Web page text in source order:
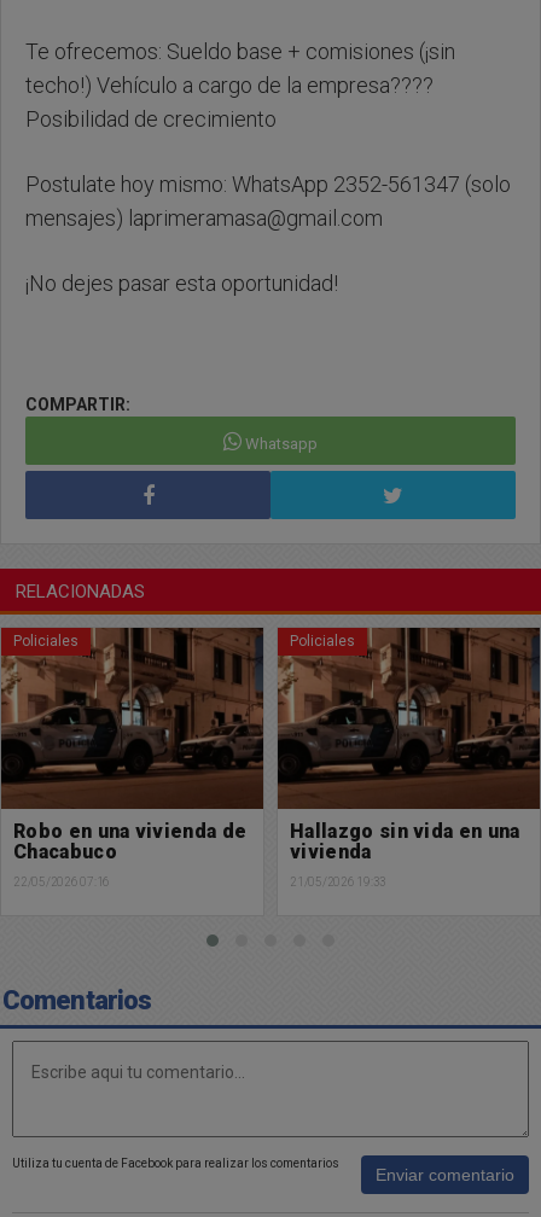
Te ofrecemos: Sueldo base + comisiones (¡sin
techo!) Vehículo a cargo de la empresa????
Posibilidad de crecimiento
Postulate hoy mismo: WhatsApp 2352-561347 (solo
mensajes) laprimeramasa@gmail.com
¡No dejes pasar esta oportunidad!
COMPARTIR:
Whatsapp
RELACIONADAS
Policiales
Hallazgo sin vida en una
vivienda
21/05/2026 19:33
Policiales
Vuelco en pleno centro
de la ciudad
20/05/2026 09:51
Comentarios
Utiliza tu cuenta de Facebook para realizar los comentarios
Enviar comentario